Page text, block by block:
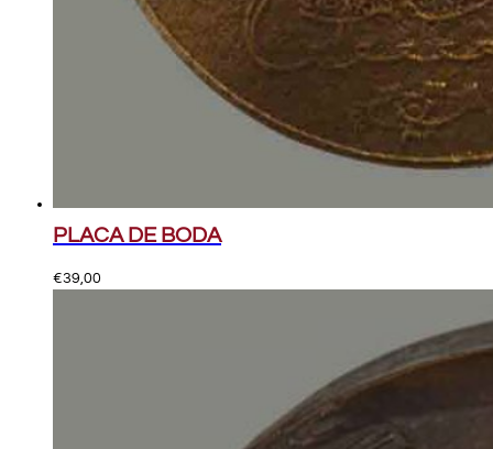
PLACA DE BODA
€39,00